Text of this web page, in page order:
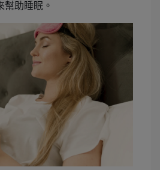
幫助睡眠。